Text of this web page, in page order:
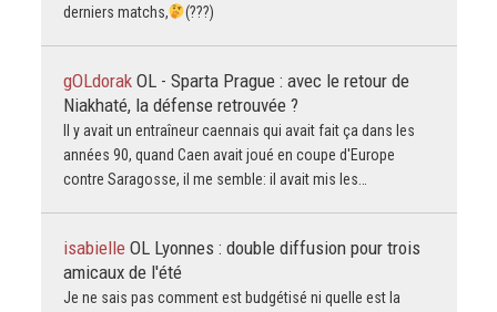
derniers matchs,
(???)
gOLdorak OL - Sparta Prague : avec le retour de
Niakhaté, la défense retrouvée ?
Il y avait un entraîneur caennais qui avait fait ça dans les
années 90, quand Caen avait joué en coupe d'Europe
contre Saragosse, il me semble: il avait mis les…
isabielle OL Lyonnes : double diffusion pour trois
amicaux de l'été
Je ne sais pas comment est budgétisé ni quelle est la